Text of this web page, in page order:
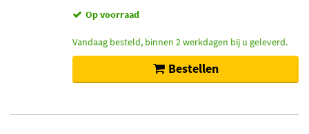
Op voorraad
Vandaag besteld, binnen 2 werkdagen bij u geleverd.
Bestellen